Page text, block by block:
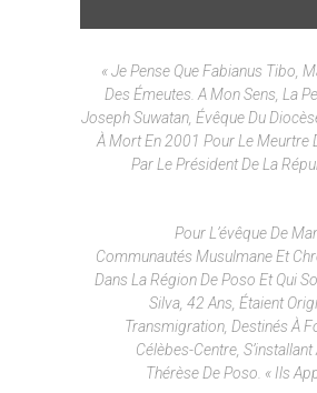
« Je Pense Que Fabianus Tibo,
Des Émeutes. A Mon Sens, La
Joseph Suwatan, Évêque Du
À Mort En 2001 Pour Le Meurtre
Par Le Président De La
Pour L’évêque De
Communautés Musulmane Et
Dans La Région De Poso Et Qui
Silva, 42 Ans, Étaient
Transmigration, Destinés À
Célèbes-Centre,
Thérèse De Poso. « Ils